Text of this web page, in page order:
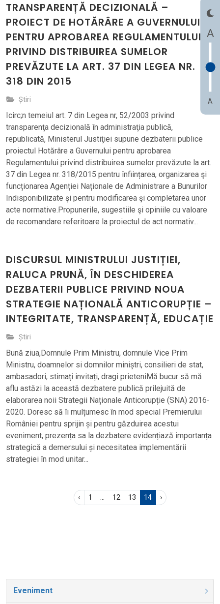
A
A
TRANSPARENȚĂ DECIZIONALĂ –
PROIECT DE HOTĂRÂRE A GUVERNULUI
PENTRU APROBAREA REGULAMENTULUI
PRIVIND DISTRIBUIREA SUMELOR
PREVĂZUTE LA ART. 37 DIN LEGEA NR.
318 DIN 2015
Știri
Icirc;n temeiul art. 7 din Legea nr, 52/2003 privind
transparenţa decizională în administraţia publică,
republicată, Ministerul Justiţiei supune dezbaterii publice
proiectul Hotărâre a Guvernului pentru aprobarea
Regulamentului privind distribuirea sumelor prevăzute la art.
37 din Legea nr. 318/2015 pentru înființarea, organizarea şi
funcționarea Agenției Naționale de Administrare a Bunurilor
Indisponibilizate şi pentru modificarea şi completarea unor
acte normative.Propunerile, sugestiile şi opiniile cu valoare
de recomandare referitoare la proiectul de act normativ...
DISCURSUL MINISTRULUI JUSTIȚIEI,
RALUCA PRUNĂ, ÎN DESCHIDEREA
DEZBATERII PUBLICE PRIVIND NOUA
STRATEGIE NAȚIONALĂ ANTICORUPȚIE –
INTEGRITATE, TRANSPARENȚĂ, EDUCAȚIE
Știri
Bună ziua,Domnule Prim Ministru, domnule Vice Prim
Ministru, doamnelor si domnilor miniștri, consilieri de stat,
ambasadori, stimați invitați, dragi prieteniMă bucur să mă
aflu astăzi la această dezbatere publică prilejuită de
elaborarea noii Strategii Naționale Anticorupție (SNA) 2016-
2020. Doresc să îi mulțumesc în mod special Premierului
României pentru sprijin și pentru găzduirea acestui
eveniment, prezența sa la dezbatere evidențiază importanța
strategică a demersului și necesitatea implementării
strategiei în mod unitar...
‹ 1 12 13 14 ›
Eveniment